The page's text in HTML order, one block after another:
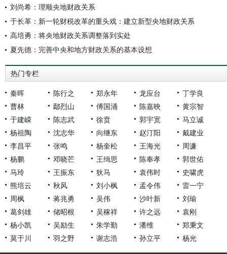
刘尚希：理顺央地财政关系
于长革：新一轮财税改革的重头戏：建立新型央地财政关系
高培勇：将央地财政关系调整落到实处
夏先德：完善中央和地方财政关系的基本设想
热门专栏
秦晖 陈行之 郑永年 龙应台
丁学良
曹林
鄢烈山 傅国涌 陈嘉映
黄宗智
于建嵘
陈志武 徐贲 郭宇宽
马立诚
杨祖陶
沈志华 向继东 赵汀阳
戴建业
李昌平
张鸣 杨奎松 王海光
周濂
杨鹏
邓晓芒 王缉思 陈奉孝
郭世佑
马玲
王振东 狄马 袁伟时
史啸虎
熊培云
秋风 刘小枫 孟令伟
雷一宁
周枫
蒋兆勇 吴伟 沙叶新
刘瑜
葛剑雄
储昭根 吴稼祥 许之远
袁刚
杨小凯
吴励生 朱学勤 潘维
郑秉文
莫于川
羽之野 谢志浩 孙立平 杨光